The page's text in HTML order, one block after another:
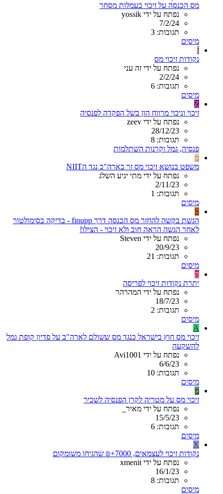
מס הכנסה על זיכוי בעמלות מסחר
נפתח על ידי yossik
7/2/24
תגובות: 3
מיסים
ז
נקודות זיכוי מס
נפתח על ידי זה עני
2/2/24
תגובות: 6
מיסים
Z
זיכוי וניכוי מרווח הון בשל הפקדה לפנסיה
נפתח על ידי zeev
28/12/23
תגובות: 8
פנסיה, גמל וקרנות השתלמות
מ
משפט בנושא זיכוי מס זר בארה"ב נגד הNIIT
נפתח על ידי מתי יגיע השלג
2/11/23
תגובות: 1
מיסים
S
הגשת בקשה להחזר מס הכנסה דרך finupp - בדיקה בסימולטור
לאחר הגשה הראה חוב ולא זיכוי - הצילו!
נפתח על ידי Steven
20/9/23
תגובות: 21
מיסים
ה
יתרת נקודות זיכוי לפריסה
נפתח על ידי המהרהר
18/7/23
תגובות: 2
מיסים
A
זיכוי מס חוץ בישראל כנגד מס ששולם לארה"ב על פדיון קופת גמל
להשקעה
נפתח על ידי Avi1001
6/6/23
תגובות: 10
מיסים
מ
זיכוי מס על מטריה לקרן הפנסיה לשכיר
נפתח על ידי מאיר_
15/5/23
תגובות: 6
מיסים
X
נקודות זיכוי לעצמאים, 7000+₪ שהגיחו משומקום
נפתח על ידי xmenit
16/1/23
תגובות: 8
מיסים